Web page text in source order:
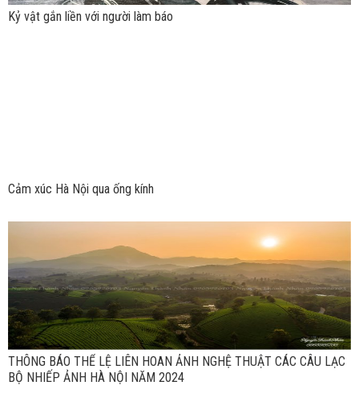
Kỷ vật gắn liền với người làm báo
Cảm xúc Hà Nội qua ống kính
THÔNG BÁO THỂ LỆ LIÊN HOAN ẢNH NGHỆ THUẬT CÁC CÂU LẠC
BỘ NHIẾP ẢNH HÀ NỘI NĂM 2024